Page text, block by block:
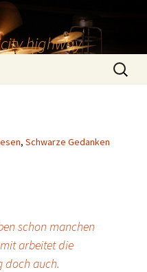
highway
Suchen
nach:
, Schwarze Gedanken
schon manchen
arbeitet die
doch auch.